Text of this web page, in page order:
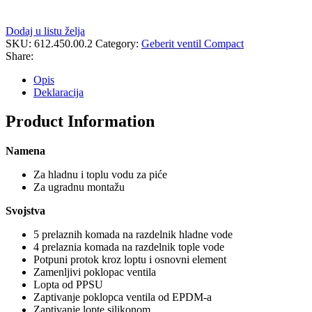
Dodaj u listu želja
SKU: 612.450.00.2 Category: Geberit ventil Compact
Share:
Opis
Deklaracija
Product Information
Namena
Za hladnu i toplu vodu za piće
Za ugradnu montažu
Svojstva
5 prelaznih komada na razdelnik hladne vode
4 prelaznia komada na razdelnik tople vode
Potpuni protok kroz loptu i osnovni element
Zamenljivi poklopac ventila
Lopta od PPSU
Zaptivanje poklopca ventila od EPDM-a